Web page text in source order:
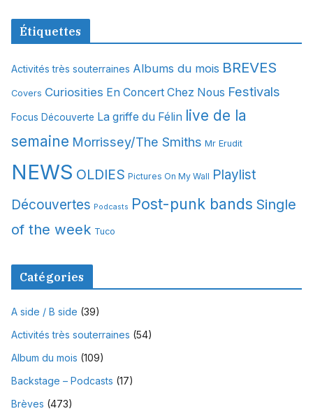
c
v
e
Étiquettes
Activités très souterraines Albums du mois BREVES
Covers Curiosities En Concert Chez Nous Festivals
Focus Découverte La griffe du Félin live de la
semaine Morrissey/The Smiths Mr Erudit
NEWS OLDIES Pictures On My Wall Playlist
Découvertes Podcasts Post-punk bands Single
of the week Tuco
Catégories
A side / B side (39)
Activités très souterraines (54)
Album du mois (109)
Backstage – Podcasts (17)
Brèves (473)